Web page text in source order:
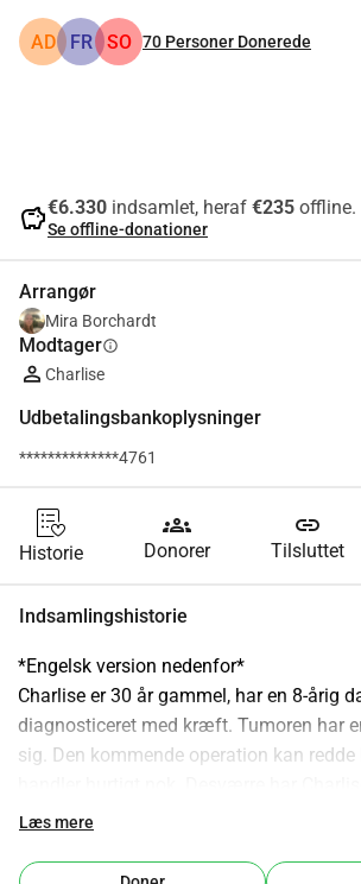
AD FR SO 70 Personer Donerede
savings€6.330 indsamlet, heraf €235 offline.
Se offline-donationer
Arrangør
Mira Borchardt
Modtagerinfo
Charlise
Udbetalingsbankoplysninger
**************4761
Historie
groups
Donorer
link
Tilsluttet
Indsamlingshistorie
*Engelsk version nedenfor*
Charlise er 30 år gammel, har en 8-årig
diagnosticeret med kræft. Tumoren har
sig. Den kommende operation kan
mange af os, ikke privilegiet af
i CFA-franc.
Læs mere